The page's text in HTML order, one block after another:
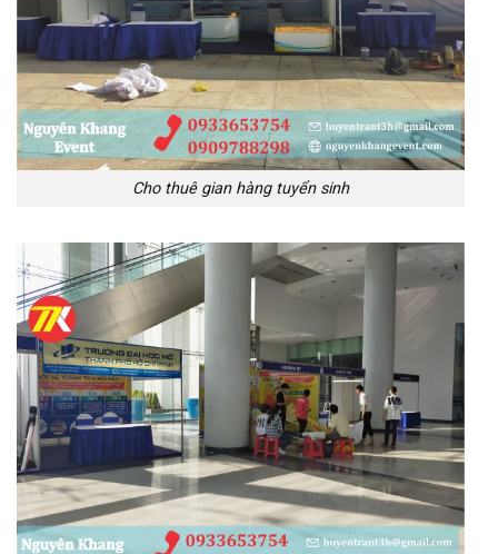
Cho thuê gian hàng tuyển sinh